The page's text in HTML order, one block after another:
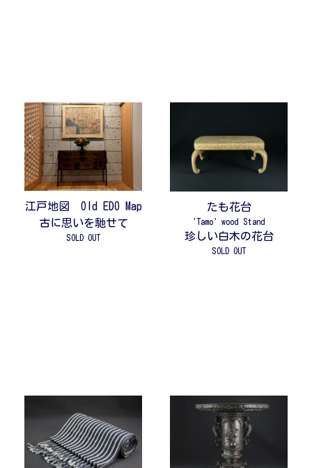
江戸地図 Old EDO Map
古に思いを馳せて
SOLD OUT
たも花台
'Tamo' wood Stand
珍しい白木の花台
SOLD OUT